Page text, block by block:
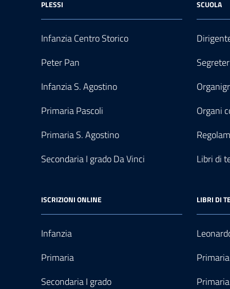
PLESSI
Infanzia Centro Storico
Peter Pan
Infanzia S. Agostino
Primaria Pascoli
Primaria S. Agostino
Secondaria I grado Da Vinci
SCUOLA
Organi
Libri di
ISCRIZIONI ONLINE
Infanzia
Primaria
Secondaria I grado
LIBRI DI